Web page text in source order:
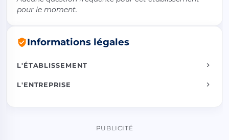
pour le moment.
Informations légales
L'ÉTABLISSEMENT
L'ENTREPRISE
PUBLICITÉ